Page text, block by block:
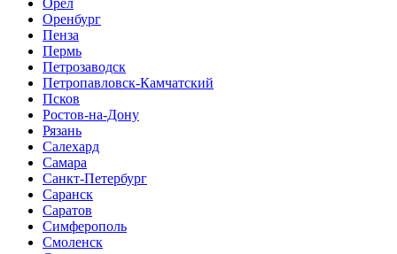
Орёл
Оренбург
Пенза
Пермь
Петрозаводск
Петропавловск-Камчатский
Псков
Ростов-на-Дону
Рязань
Салехард
Самара
Санкт-Петербург
Саранск
Саратов
Симферополь
Смоленск